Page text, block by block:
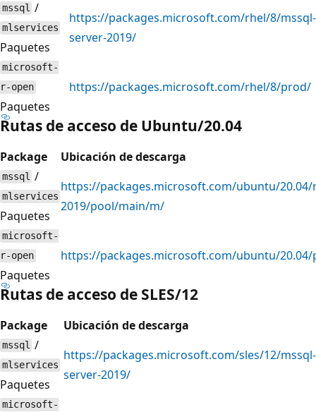
mssql /
mlservices
Paquetes
https://packages.microsoft.com/rhel/8/mssql-
server-2019/
microsoft-
r-open
Paquetes
https://packages.microsoft.com/rhel/8/prod/
Rutas de acceso de Ubuntu/20.04
Package Ubicación de descarga
mssql /
mlservices
Paquetes
https://packages.microsoft.com/ubuntu/20.04/
2019/pool/main/m/
microsoft-
r-open
Paquetes
https://packages.microsoft.com/ubuntu/
Rutas de acceso de SLES/12
Package Ubicación de descarga
mssql /
mlservices
Paquetes
https://packages.microsoft.com/sles/12/mssql-
server-2019/
microsoft-